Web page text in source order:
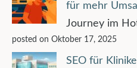
für mehr
Journey im
posted on Oktober 17, 2025
SEO für